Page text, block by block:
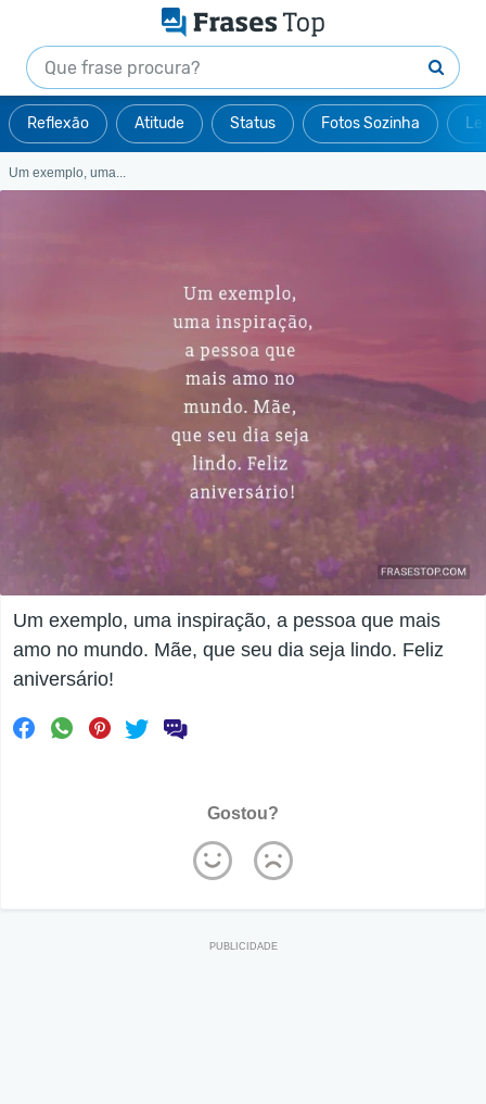
Reflexão Atitude Status Fotos Sozinha
Um exemplo, uma...
Um exemplo, uma inspiração, a pessoa que mais
amo no mundo. Mãe, que seu dia seja lindo. Feliz
aniversário!
Gostou?